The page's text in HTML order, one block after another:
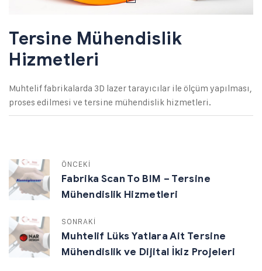
Tersine Mühendislik
Hizmetleri
Muhtelif fabrikalarda 3D lazer tarayıcılar ile ölçüm yapılması,
proses edilmesi ve tersine mühendislik hizmetleri.
ÖNCEKİ
Fabrika Scan To BIM – Tersine
Mühendislik Hizmetleri
SONRAKİ
Muhtelif Lüks Yatlara Ait Tersine
Mühendislik ve Dijital İkiz Projeleri